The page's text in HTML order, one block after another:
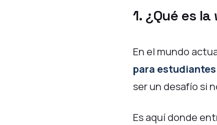
1. ¿Qué es
En el mundo
para
ser un desafío si
Es aquí donde